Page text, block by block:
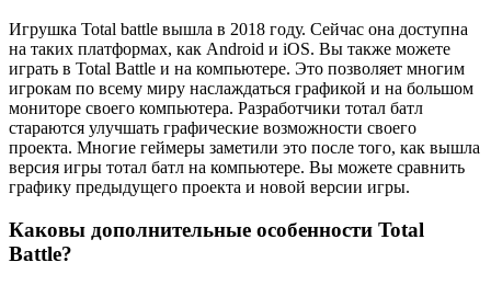
Игрушка Total battle вышла в 2018 году. Сейчас она доступна
на таких платформах, как Android и iOS. Вы также можете
играть в Total Battle и на компьютере. Это позволяет многим
игрокам по всему миру наслаждаться графикой и на большом
мониторе своего компьютера. Разработчики тотал батл
стараются улучшать графические возможности своего
проекта. Многие геймеры заметили это после того, как вышла
версия игры тотал батл на компьютере. Вы можете сравнить
графику предыдущего проекта и новой версии игры.
Каковы дополнительные особенности Total
Battle?